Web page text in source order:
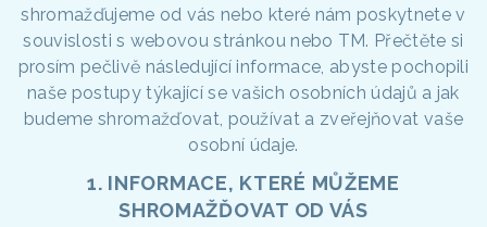
shromažďujeme od vás nebo které nám poskytnete v
souvislosti s webovou stránkou nebo TM. Přečtěte si
prosím pečlivě následující informace, abyste pochopili
naše postupy týkající se vašich osobních údajů a jak
budeme shromažďovat, používat a zveřejňovat vaše
osobní údaje.
1. INFORMACE, KTERÉ MŮŽEME
SHROMAŽĎOVAT OD VÁS